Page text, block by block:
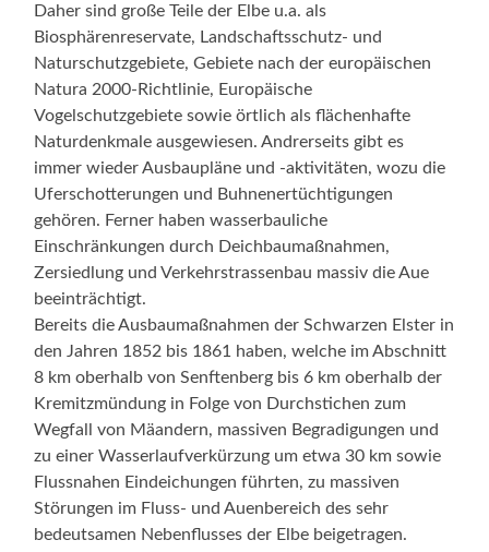
Daher sind große Teile der Elbe u.a. als
Biosphärenreservate, Landschaftsschutz- und
Naturschutzgebiete, Gebiete nach der europäischen
Natura 2000-Richtlinie, Europäische
Vogelschutzgebiete sowie örtlich als flächenhafte
Naturdenkmale ausgewiesen. Andrerseits gibt es
immer wieder Ausbaupläne und -aktivitäten, wozu die
Uferschotterungen und Buhnenertüchtigungen
gehören. Ferner haben wasserbauliche
Einschränkungen durch Deichbaumaßnahmen,
Zersiedlung und Verkehrstrassenbau massiv die Aue
beeinträchtigt.
Bereits die Ausbaumaßnahmen der Schwarzen Elster in
den Jahren 1852 bis 1861 haben, welche im Abschnitt
8 km oberhalb von Senftenberg bis 6 km oberhalb der
Kremitzmündung in Folge von Durchstichen zum
Wegfall von Mäandern, massiven Begradigungen und
zu einer Wasserlaufverkürzung um etwa 30 km sowie
Flussnahen Eindeichungen führten, zu massiven
Störungen im Fluss- und Auenbereich des sehr
bedeutsamen Nebenflusses der Elbe beigetragen.